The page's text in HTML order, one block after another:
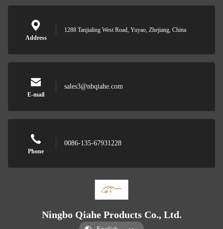
Address
1288 Tanjialing West Road, Yuyao, Zhejiang, China
E-mail
sales3@nbqiahe.com
Phone
0086-135-67931228
Ningbo Qiahe Products Co., Ltd.